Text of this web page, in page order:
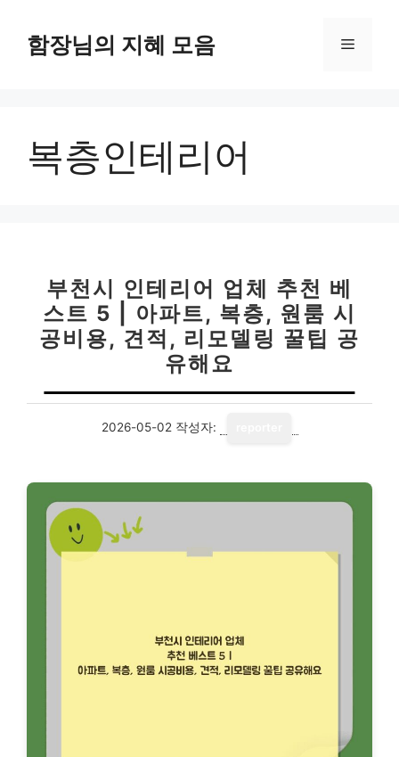
함장님의 지혜 모음 메
복층인테리어
부천시 인테리어 업체 추천 베
스트 5 | 아파트, 복층, 원룸 시
공비용, 견적, 리모델링 꿀팁 공
유해요
2026-05-02 작성자: